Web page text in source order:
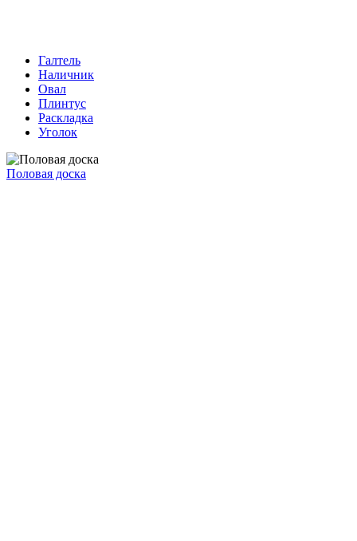
Галтель
Наличник
Овал
Плинтус
Раскладка
Уголок
Половая доска